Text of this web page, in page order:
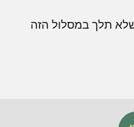
תלך במסלול הזה